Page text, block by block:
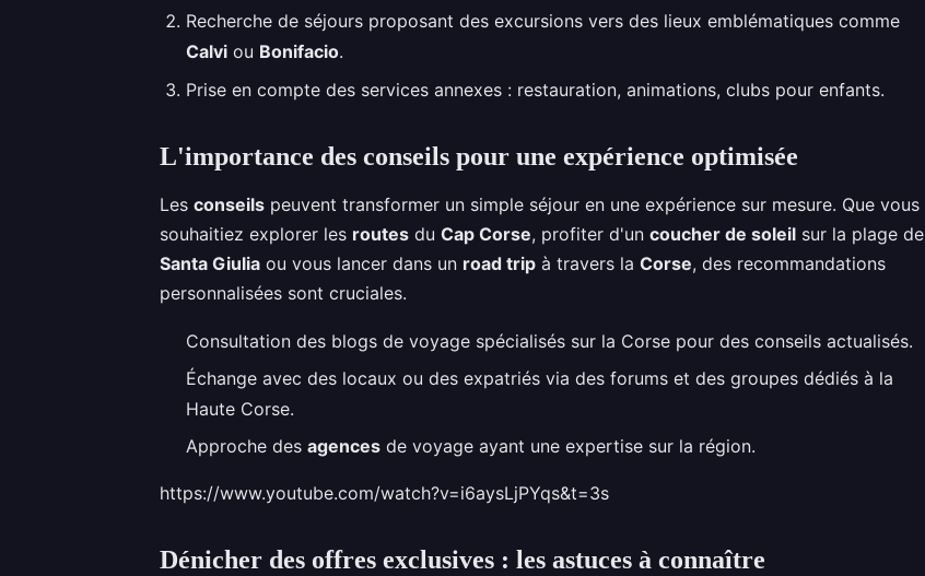
Recherche de séjours proposant des excursions vers des lieux emblématiques comme
Calvi ou Bonifacio.
Prise en compte des services annexes : restauration, animations, clubs pour enfants.
L'importance des conseils pour une expérience optimisée
Les conseils peuvent transformer un simple séjour en une expérience sur mesure. Que vous
souhaitiez explorer les routes du Cap Corse, profiter d'un coucher de soleil sur la plage de
Santa Giulia ou vous lancer dans un road trip à travers la Corse, des recommandations
personnalisées sont cruciales.
Consultation des blogs de voyage spécialisés sur la Corse pour des conseils actualisés.
Échange avec des locaux ou des expatriés via des forums et des groupes dédiés à la
Haute Corse.
Approche des agences de voyage ayant une expertise sur la région.
https://www.youtube.com/watch?v=i6aysLjPYqs&t=3s
Dénicher des offres exclusives : les astuces à connaître